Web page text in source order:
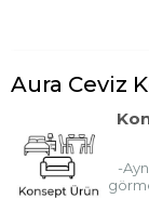
Aura Ceviz
-